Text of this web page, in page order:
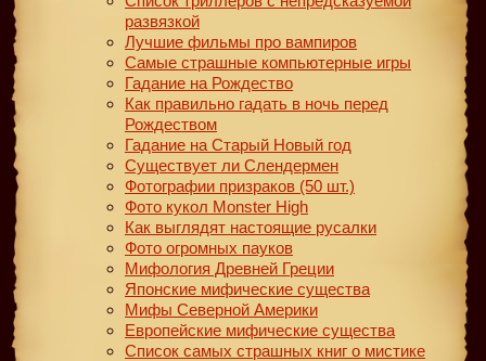
развязкой
Лучшие фильмы про вампиров
Самые страшные компьютерные игры
Гадание на Рождество
Как правильно гадать в ночь перед
Рождеством
Гадание на Старый Новый год
Существует ли Слендермен
Фотографии призраков (50 шт.)
Фото кукол Monster High
Как выглядят настоящие русалки
Фото огромных пауков
Мифология Древней Греции
Японские мифические существа
Мифы Северной Америки
Европейские мифические существа
Список самых страшных книг о мистике